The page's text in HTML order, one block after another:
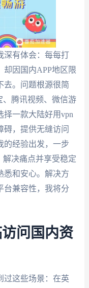
深有体会：每每打
却因国内APP地区限
去。问题根源很简
腾讯视频、微信游
择一款大陆好用vpn
，提供无缝访问
的经验出发，一步
解决痛点并享受稳定
悉和安心。解决方
台兼容性，我将分
问国内资
过这些场景：在英